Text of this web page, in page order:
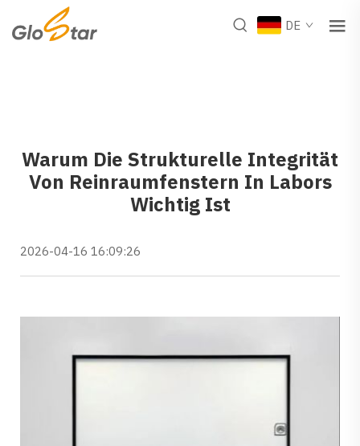
DE
Warum Die Strukturelle Integrität
Von Reinraumfenstern In Labors
Wichtig Ist
2026-04-16 16:09:26